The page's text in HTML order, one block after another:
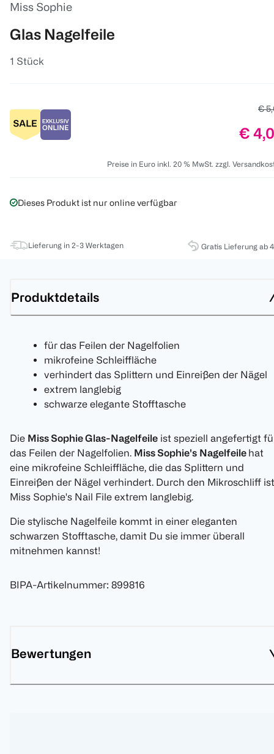
Miss Sophie
Glas Nagelfeile
1 Stück
€
€
Preise in Euro inkl. 20 % MwSt. zzgl.
Dieses Produkt ist nur online verfügbar
Lieferung in 2-3 Werktagen Gratis Lieferung ab
Produktdetails
für das Feilen der Nagelfolien
mikrofeine Schleiffläche
verhindert das Splittern und Einreißen der Nägel
extrem langlebig
schwarze elegante Stofftasche
Die Miss Sophie Glas-Nagelfeile ist speziell angefertigt
das Feilen der Nagelfolien. Miss Sophie's Nagelfeile hat
eine mikrofeine Schleiffläche, die das Splittern und
Einreißen der Nägel verhindert. Durch den Mikroschliff ist
Miss Sophie's Nail File extrem langlebig.
Die stylische Nagelfeile kommt in einer eleganten
schwarzen Stofftasche, damit Du sie immer überall
mitnehmen kannst!
BIPA-Artikelnummer: 899816
Bewertungen